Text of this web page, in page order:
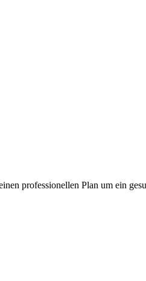
professionellen Plan um ein